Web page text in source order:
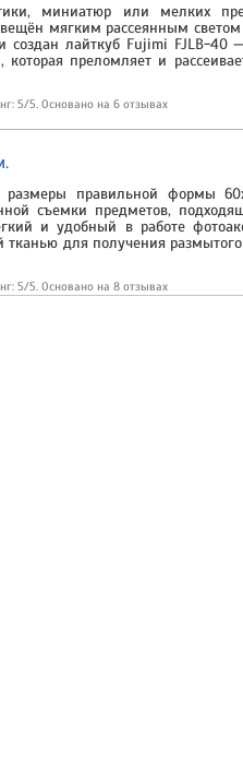
миниатюр или мелких
мягким рассеянным светом
создан лайткуб Fujimi FJLB-40
которая преломляет и
5/5. Основано на 6 отзывах
размеры правильной формы
съемки предметов,
и удобный в работе
тканью для получения размытого
5/5. Основано на 8 отзывах